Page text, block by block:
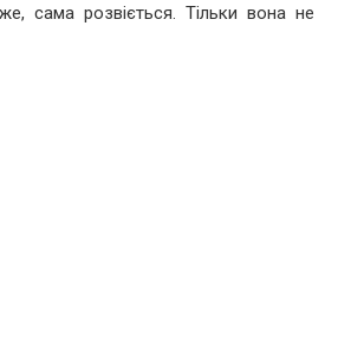
сама розвіється. Тільки вона не